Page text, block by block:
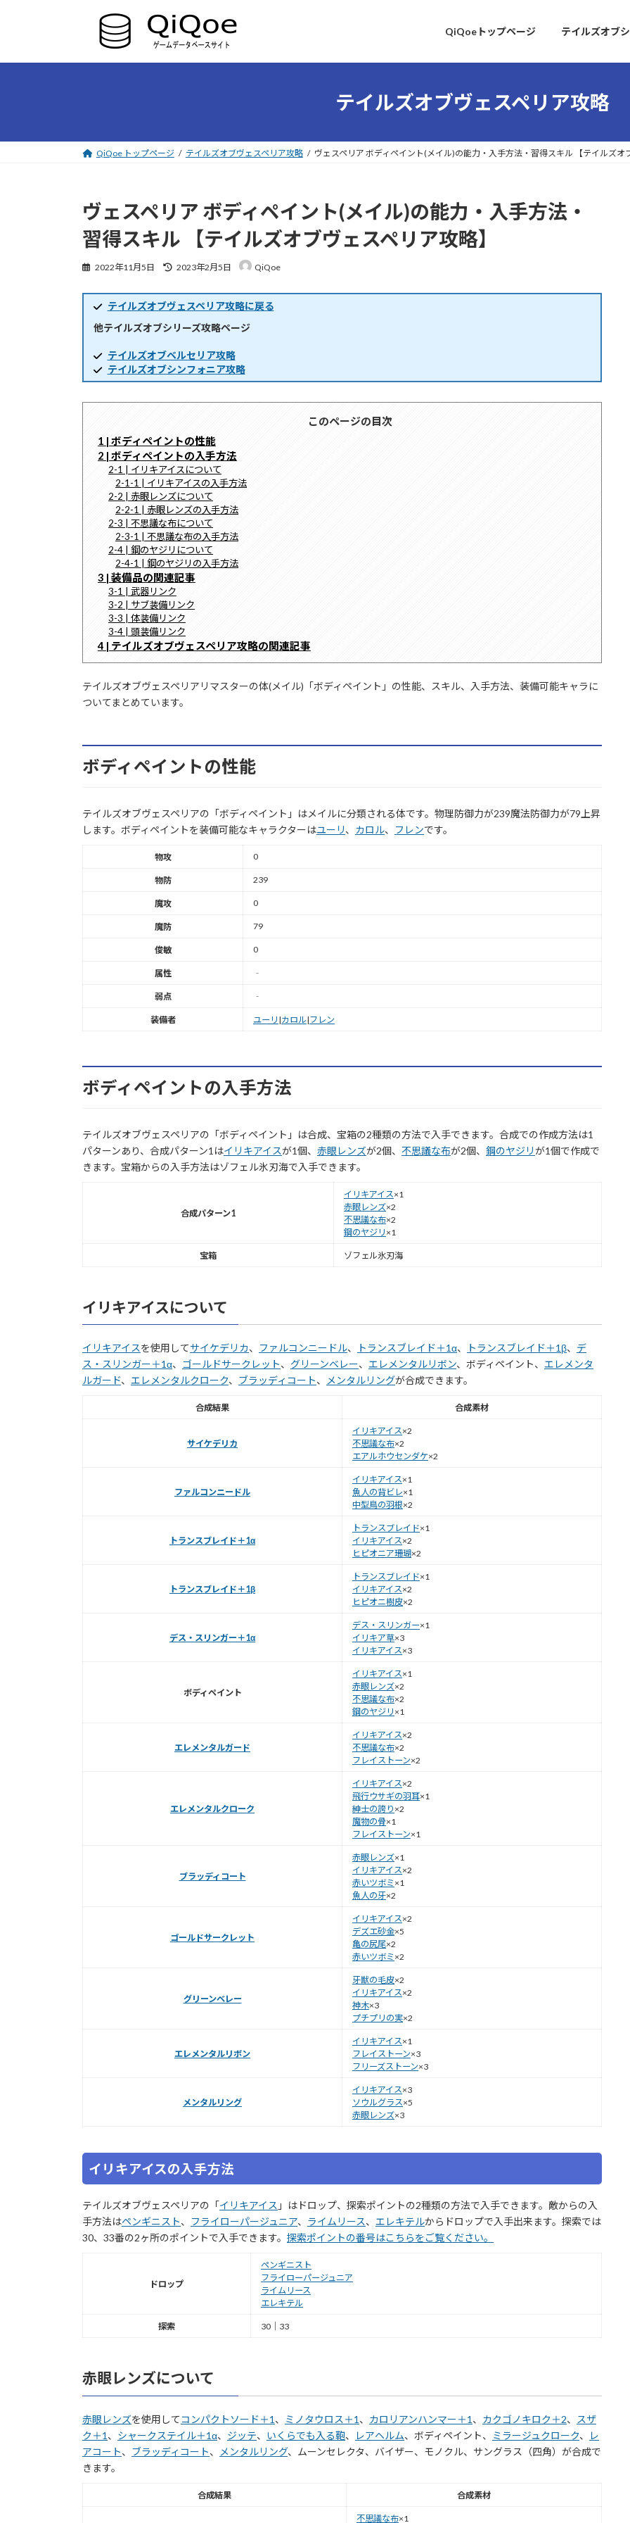
ツ
シ
QiQoeトップページ テイルズオブ
テイルズオブヴェスペリア攻略
QiQoe トップページ テイルズオブヴェスペリア攻略 ヴェスペリア ボディペイント(メイル)の能力・入手方法・習得スキル 【テイルズオ
ヴェスペリア ボディペイント(メイル)の能力・入手方法・
習得スキル 【テイルズオブヴェスペリア攻略】
2022年11月5日
最
新
日
時
2023年2月5日 QiQoe
テイルズオブヴェスペリア攻略に戻る
他テイルズオブシリーズ攻略ページ
テイルズオブベルセリア攻略
テイルズオブシンフォニア攻略
このページの目次
1 | ボディペイントの性能
2 | ボディペイントの入手方法
2-1 | イリキアイスについて
2-1-1 | イリキアイスの入手方法
2-2 | 赤眼レンズについて
2-2-1 | 赤眼レンズの入手方法
2-3 | 不思議な布について
2-3-1 | 不思議な布の入手方法
2-4 | 鋼のヤジリについて
2-4-1 | 鋼のヤジリの入手方法
3 | 装備品の関連記事
3-1 | 武器リンク
3-2 | サブ装備リンク
3-3 | 体装備リンク
3-4 | 頭装備リンク
4 | テイルズオブヴェスペリア攻略の関連記事
テイルズオブヴェスペリアリマスターの体(メイル)「ボディペイント」の性能、スキル、入手方法、装備可能キャラに
ついてまとめています。
ボディペイントの性能
テイルズオブヴェスペリアの「ボディペイント」はメイルに分類される体です。物理防御力が239魔法防御力が79上昇
します。ボディペイントを装備可能なキャラクターはユーリ、 カロル、 フレンです。
物攻 0
物防 239
魔攻 0
魔防 79
俊敏 0
属性 ‐
弱点 ‐
装備者 ユーリ |カロル|フレン
ボディペイントの入手方法
テイルズオブヴェスペリアの「ボディペイント」は合成、宝箱の2種類の方法で入手できます。合成での作成方法は1
パターンあり、合成パターン1はイリキアイスが1個、 赤眼レンズが2個、 不思議な布が2個、 鋼のヤジリが1個で作成で
きます。宝箱からの入手方法はゾフェル氷刃海で入手できます。
合成パターン1
イリキアイス×1
赤眼レンズ×2
不思議な布×2
鋼のヤジリ ×1
宝箱 ゾフェル氷刃海
イリキアイスについて
イリキアイスを使用してサイケデリカ、 ファルコンニードル、 トランスブレイド＋1α、 トランスブレイド＋1β、 デ
ス・スリンガー＋1α、 ゴールドサークレット、 グリーンベレー、 エレメンタルリボン、ボディペイント、 エレメンタ
ルガード、 エレメンタルクローク、 ブラッディコート、 メンタルリングが合成できます。
合成結果 合成素材
サイケデリカ
イリキアイス×2
不思議な布×2
エアルホウセンダケ×2
ファルコンニードル
イリキアイス×1
魚人の背ビレ×1
中型鳥の羽根×2
トランスブレイド＋1α
トランスブレイド×1
イリキアイス×2
ヒピオニア珊瑚×2
トランスブレイド＋1β
トランスブレイド×1
イリキアイス×2
ヒピオニ樹皮×2
デス・スリンガー＋1α
デス・スリンガー×1
イリキア草×3
イリキアイス×3
ボディペイント
イリキアイス×1
赤眼レンズ×2
不思議な布×2
鋼のヤジリ ×1
エレメンタルガード
イリキアイス×2
不思議な布×2
フレイストーン×2
エレメンタルクローク
イリキアイス×2
飛行ウサギの羽耳×1
紳士の誇り ×2
魔物の骨×1
フレイストーン×1
ブラッディコート
赤眼レンズ×1
イリキアイス×2
赤いツボミ ×1
魚人の牙×2
ゴールドサークレット
イリキアイス×2
デズエ砂金×5
亀の尻尾×2
赤いツボミ ×2
グリーンベレー
牙獣の毛皮×2
イリキアイス×2
神木×3
プチプリの実×2
エレメンタルリボン
イリキアイス×1
フレイストーン×3
フリーズストーン×3
メンタルリング
イリキアイス×3
ソウルグラス×5
赤眼レンズ×3
イリキアイスの入手方法
テイルズオブヴェスペリアの「 イリキアイス 」はドロップ、探索ポイントの2種類の方法で入手できます。敵からの入
手方法はペンギニスト、 フライローパージュニア、 ライムリース、 エレキテルからドロップで入手出来ます。探索では
30、33番の2ヶ所のポイントで入手できます。 探索ポイントの番号はこちらをご覧ください。
ドロップ
ペンギニスト
フライローパージュニア
ライムリース
エレキテル
探索 30｜33
赤眼レンズについて
赤眼レンズを使用してコンパクトソード＋1 、 ミノタウロス＋1 、 カロリアンハンマー＋1 、 カクゴノキロク＋2、
スザ
ク＋1 、 シャークステイル＋1α、 ジッテ、 いくらでも入る鞄、 レアヘルム、ボディペイント、 ミラージュクローク、
レ
アコート、 ブラッディコート、 メンタルリング、ムーンセレクタ、バイザー、モノクル、サングラス（四角）が合成で
きます。
合成結果 合成素材
不思議な布×1